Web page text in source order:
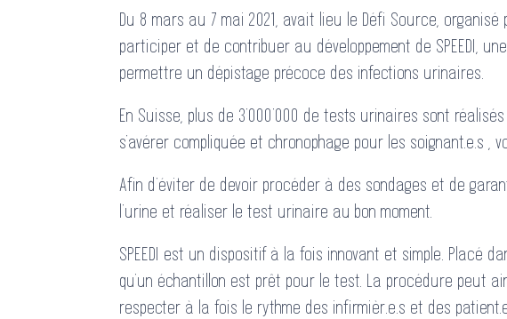
Du 8 mars au 7 mai 2021, avait lieu le Défi Source,
participer et de contribuer au développement de SPEEDI,
permettre un dépistage précoce des infections urinaires.
En Suisse, plus de 3’000’000 de tests urinaires sont
s’avérer compliquée et chronophage pour les soignant.e.s
Afin d’éviter de devoir procéder à des sondages et de
l’urine et réaliser le test urinaire au bon moment.
SPEEDI est un dispositif à la fois innovant et simple. Placé
qu’un échantillon est prêt pour le test. La procédure peut
respecter à la fois le rythme des infirmièr.e.s et des